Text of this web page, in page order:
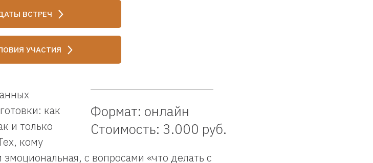
ВСТРЕЧ
УЧАСТИЯ
Формат: онлайн
Стоимость: 3.000 руб.
как
и только
кому
с вопросами «что делать с